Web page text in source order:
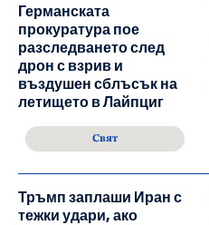
Германската
прокуратура пое
разследването след
дрон с взрив и
въздушен сблъсък на
летището в Лайпциг
Свят
Тръмп заплаши Иран с
тежки удари, ако